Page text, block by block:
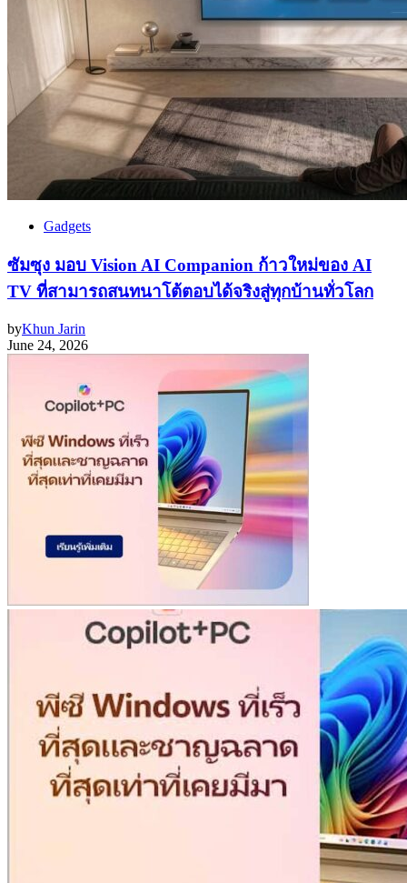
Gadgets
ซัมซุง มอบ Vision AI Companion ก้าวใหม่ของ AI
TV ที่สามารถสนทนาโต้ตอบได้จริงสู่ทุกบ้านทั่วโลก
byKhun Jarin
June 24, 2026